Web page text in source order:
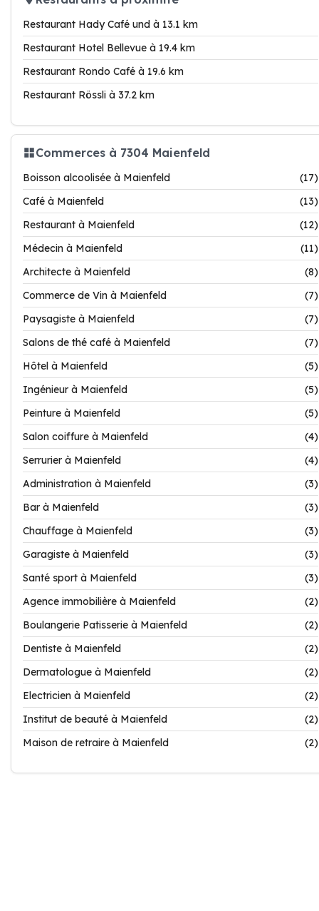
Restaurant Hady Café und à 13.1 km
Restaurant Hotel Bellevue à 19.4 km
Restaurant Rondo Café à 19.6 km
Restaurant Rössli à 37.2 km
Commerces à 7304 Maienfeld
Boisson alcoolisée à Maienfeld
(17)
Café à Maienfeld
(13)
Restaurant à Maienfeld
(12)
Médecin à Maienfeld
(11)
Architecte à Maienfeld
(8)
Commerce de Vin à Maienfeld
(7)
Paysagiste à Maienfeld
(7)
Salons de thé café à Maienfeld
(7)
Hôtel à Maienfeld
(5)
Ingénieur à Maienfeld
(5)
Peinture à Maienfeld
(5)
Salon coiffure à Maienfeld
(4)
Serrurier à Maienfeld
(4)
Administration à Maienfeld
(3)
Bar à Maienfeld
(3)
Chauffage à Maienfeld
(3)
Garagiste à Maienfeld
(3)
Santé sport à Maienfeld
(3)
Agence immobilière à Maienfeld
(2)
Boulangerie Patisserie à Maienfeld
(2)
Dentiste à Maienfeld
(2)
Dermatologue à Maienfeld
(2)
Electricien à Maienfeld
(2)
Institut de beauté à Maienfeld
(2)
Maison de retraire à Maienfeld
(2)